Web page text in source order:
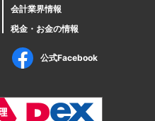
会計業界情報
税金・お金の情報
公式Facebook